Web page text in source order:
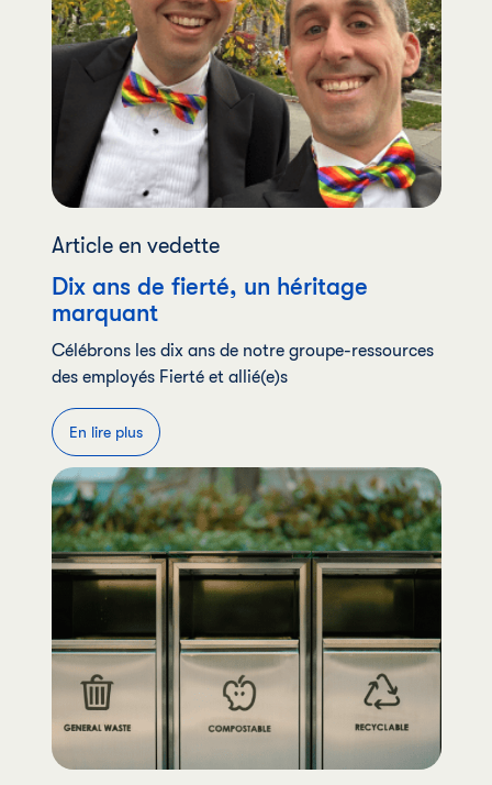
Article en vedette
Dix ans de fierté, un héritage
marquant
Célébrons les dix ans de notre groupe-ressources
des employés Fierté et allié(e)s
En lire plus